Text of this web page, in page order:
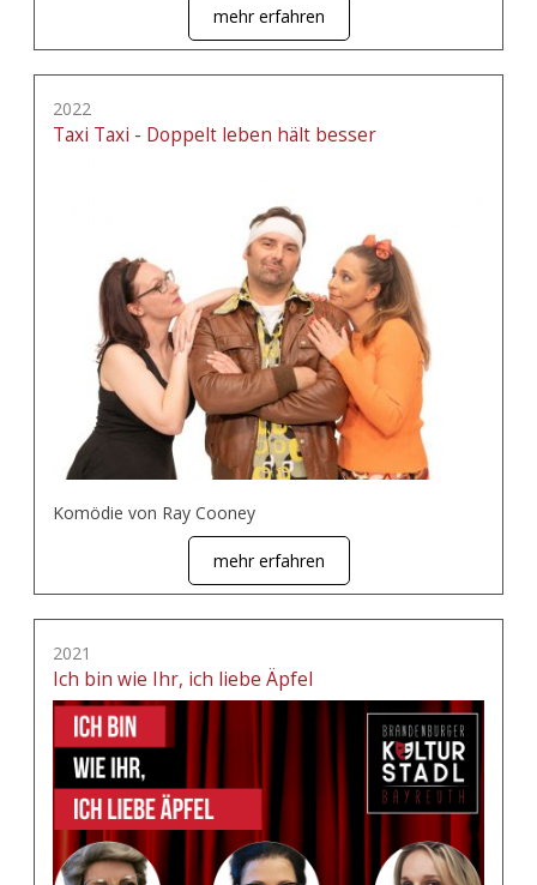
mehr erfahren
2022
Taxi Taxi - Doppelt leben hält besser
Komödie von Ray Cooney
mehr erfahren
2021
Ich bin wie Ihr, ich liebe Äpfel